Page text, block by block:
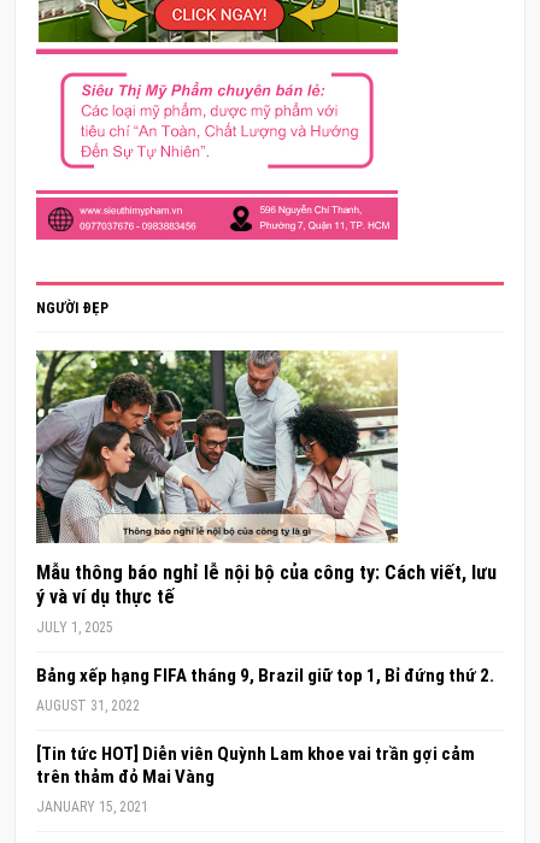
NGƯỜI ĐẸP
Mẫu thông báo nghỉ lễ nội bộ của công ty: Cách viết, lưu
ý và ví dụ thực tế
JULY 1, 2025
Bảng xếp hạng FIFA tháng 9, Brazil giữ top 1, Bỉ đứng thứ 2.
AUGUST 31, 2022
[Tin tức HOT] Diễn viên Quỳnh Lam khoe vai trần gợi cảm
trên thảm đỏ Mai Vàng
JANUARY 15, 2021